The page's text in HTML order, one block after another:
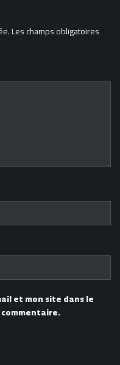
Les champs obligatoires
et mon site dans le